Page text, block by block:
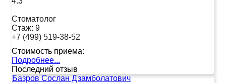
Стоматолог
Стаж: 9
+7 (499) 519-38-52
Стоимость приема:
Подробнее...
Последний отзыв
Базров Сослан Дзамболатович